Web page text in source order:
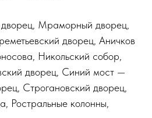
дворец, Мраморный дворец,
дворец, Аничков
Никольский собор,
дворец, Синий мост —
Строгановский дворец,
Ростральные колонны,